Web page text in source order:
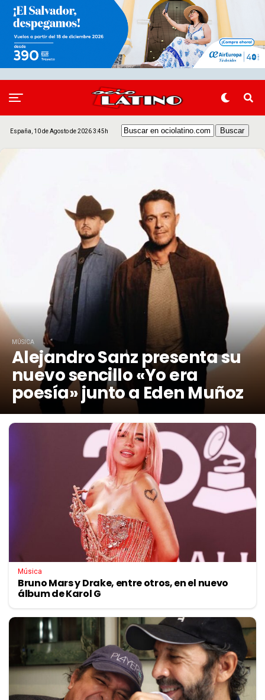
España, 10 de Agosto de 2026 3:45h
MÚSICA
Alejandro Sanz presenta su
nuevo sencillo «Yo era
poesía» junto a Eden Muñoz
Música
Bruno Mars y Drake, entre otros, en el nuevo
álbum de Karol G